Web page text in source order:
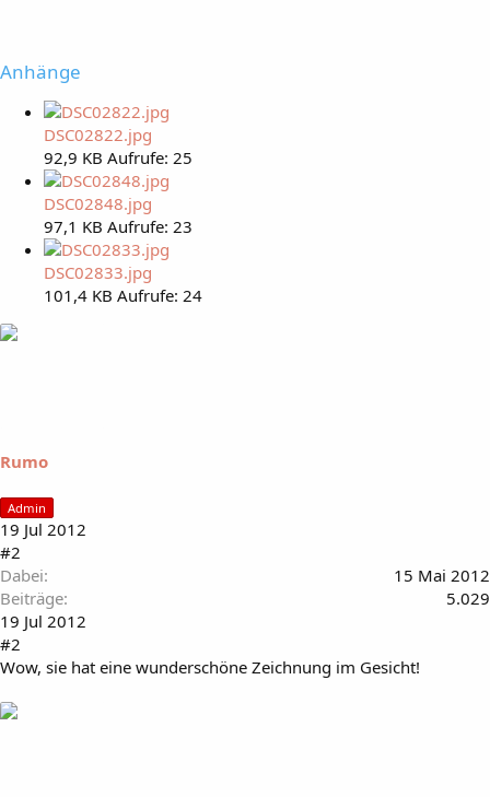
Anhänge
DSC02822.jpg
92,9 KB Aufrufe: 25
DSC02848.jpg
97,1 KB Aufrufe: 23
DSC02833.jpg
101,4 KB Aufrufe: 24
Rumo
Admin
19 Jul 2012
#2
Dabei
15 Mai 2012
Beiträge
5.029
19 Jul 2012
#2
Wow, sie hat eine wunderschöne Zeichnung im Gesicht!